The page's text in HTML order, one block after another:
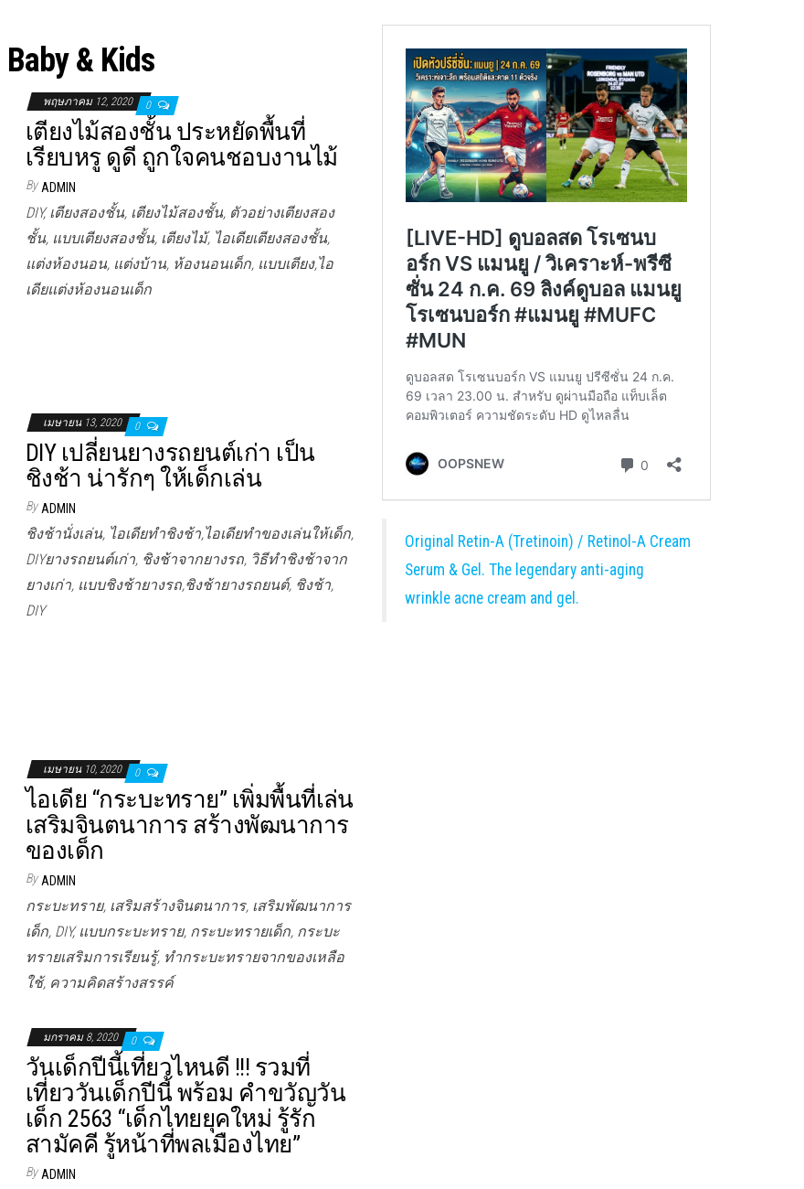
Baby & Kids
พฤษภาคม 12, 2020 0
เตียงไม้สองชั้น ประหยัดพื้นที่
เรียบหรู ดูดี ถูกใจคนชอบงานไม้
By ADMIN
DIY, เตียงสองชั้น, เตียงไม้สองชั้น, ตัวอย่างเตียงสอง
ชั้น, แบบเตียงสองชั้น, เตียงไม้, ไอเดียเตียงสองชั้น,
แต่งห้องนอน, แต่งบ้าน, ห้องนอนเด็ก, แบบเตียง,ไอ
เดียแต่งห้องนอนเด็ก
เมษายน 13, 2020 0
DIY เปลี่ยนยางรถยนต์เก่า เป็น
ชิงช้า น่ารักๆ ให้เด็กเล่น
By ADMIN
ชิงช้านั่งเล่น, ไอเดียทำชิงช้า,ไอเดียทำของเล่นให้เด็ก,
DIYยางรถยนต์เก่า, ชิงช้าจากยางรถ, วิธีทำชิงช้าจาก
ยางเก่า, แบบชิงช้ายางรถ,ชิงช้ายางรถยนต์, ชิงช้า,
DIY
เมษายน 10, 2020 0
ไอเดีย “กระบะทราย” เพิ่มพื้นที่เล่น
เสริมจินตนาการ สร้างพัฒนาการ
ของเด็ก
By ADMIN
กระบะทราย, เสริมสร้างจินตนาการ, เสริมพัฒนาการ
เด็ก, DIY, แบบกระบะทราย, กระบะทรายเด็ก, กระบะ
ทรายเสริมการเรียนรู้, ทำกระบะทรายจากของเหลือ
ใช้, ความคิดสร้างสรรค์
มกราคม 8, 2020 0
วันเด็กปีนี้เที่ยวไหนดี !!! รวมที่
เที่ยววันเด็กปีนี้ พร้อม คำขวัญวัน
เด็ก 2563 “เด็กไทยยุคใหม่ รู้รัก
สามัคคี รู้หน้าที่พลเมืองไทย”
By ADMIN
Original Retin-A (Tretinoin) / Retinol-A Cream
Serum & Gel. The legendary anti-aging
wrinkle acne cream and gel.